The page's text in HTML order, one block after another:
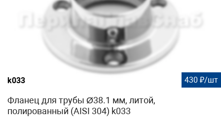
k033 430 ₽/шт
Фланец для трубы Ø38.1 мм, литой,
полированный (AISI 304) k033